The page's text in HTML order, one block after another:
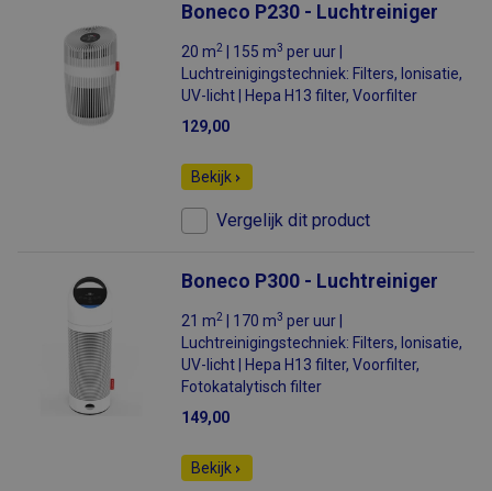
Boneco P230 - Luchtreiniger
20 m2 | 155 m3 per uur |
Luchtreinigingstechniek: Filters, Ionisatie,
UV-licht | Hepa H13 filter, Voorfilter
129,00
Bekijk
Vergelijk dit product
Boneco P300 - Luchtreiniger
21 m2 | 170 m3 per uur |
Luchtreinigingstechniek: Filters, Ionisatie,
UV-licht | Hepa H13 filter, Voorfilter,
Fotokatalytisch filter
149,00
Bekijk